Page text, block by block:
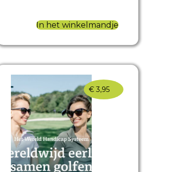
In het winkelmandje
€3,95